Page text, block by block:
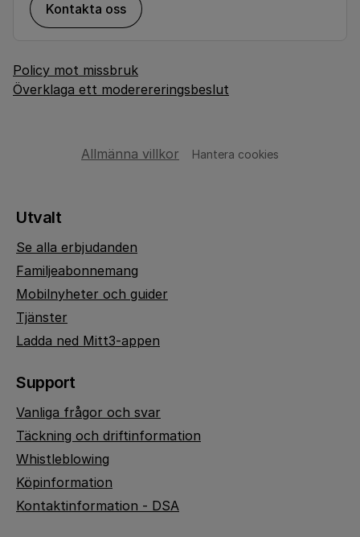
Kontakta oss
Policy mot missbruk
Överklaga ett moderereringsbeslut
Allmänna villkor Hantera cookies
Utvalt
Se alla erbjudanden
Familjeabonnemang
Mobilnyheter och guider
Tjänster
Ladda ned Mitt3-appen
Support
Vanliga frågor och svar
Täckning och driftinformation
Whistleblowing
Köpinformation
Kontaktinformation - DSA